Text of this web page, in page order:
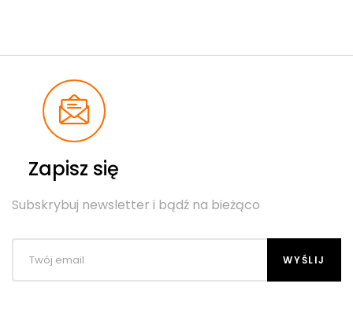
Zapisz się
Subskrybuj newsletter i bądź na bieżąco